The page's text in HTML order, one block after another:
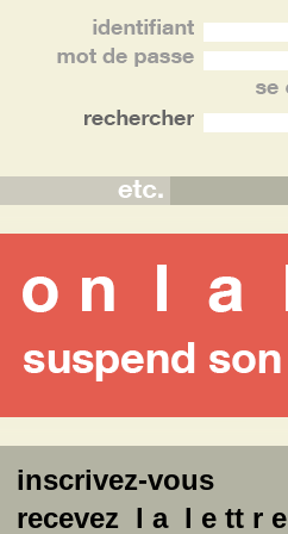
inscrivez-vous
recevez l a l e tt r e